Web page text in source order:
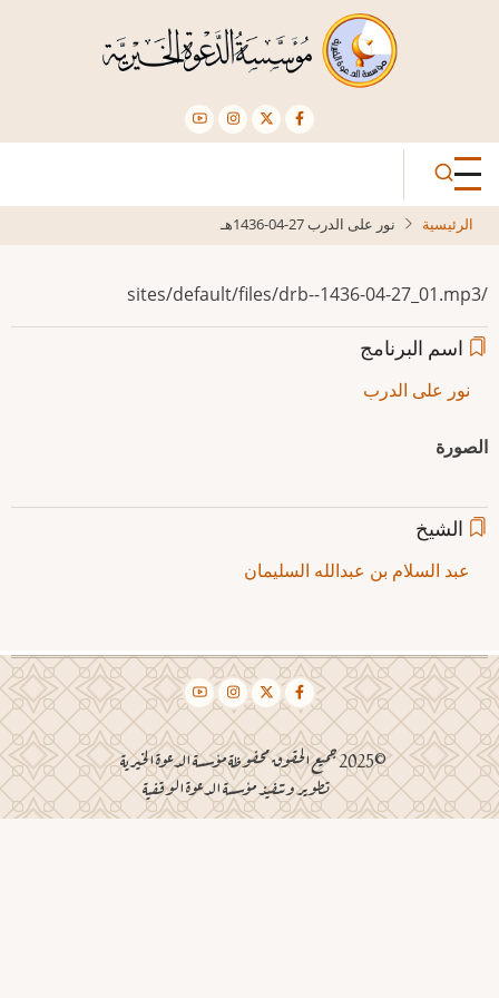
الرئيسية نور على الدرب 27-04-1436هـ
/sites/default/files/drb--1436-04-27_01.mp3
اسم البرنامج
نور على الدرب
الصورة
الشيخ
عبد السلام بن عبدالله السليمان
©2025 جميع الحقوق محفوظة مؤسسة الدعوة الخيرية
تطوير وتنفيذ مؤسسة الدعوة الوقفية